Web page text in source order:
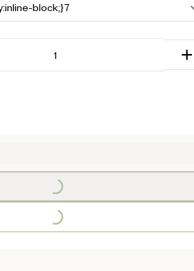
+
Loading...
Loading...